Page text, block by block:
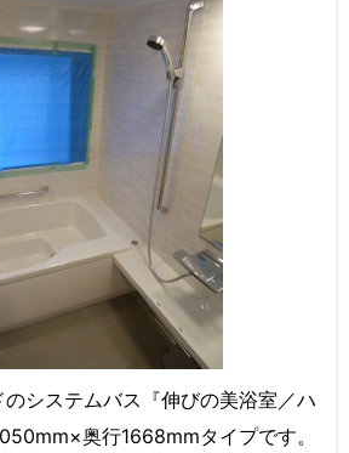
システムバス『伸びの美浴室／ハ
奥行1668mmタイプです。